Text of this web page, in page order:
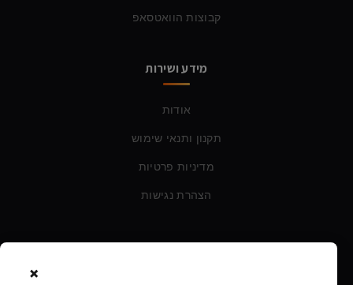
קבוצות הוואטסאפ
מידע ושירות
אודות
תקנון ותנאי שימוש
מדיניות פרטיות
הצהרת נגישות
צרו קשר
×